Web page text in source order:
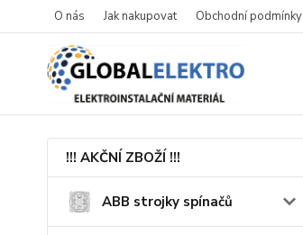
O nás Jak nakupovat Obchodní podmínky
!!! AKČNÍ ZBOŽÍ !!!
ABB strojky spínačů